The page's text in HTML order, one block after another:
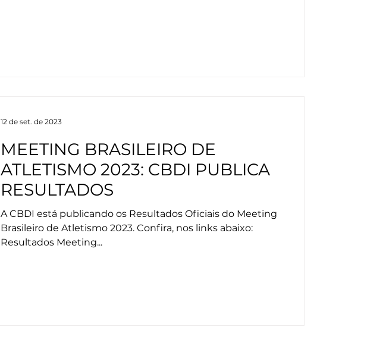
MEETING BRASILEIRO DE
ATLETISMO 2023: CBDI PUBLICA
RESULTADOS
A CBDI está publicando os Resultados Oficiais do Meeting
Brasileiro de Atletismo 2023. Confira, nos links abaixo:
Resultados Meeting...
12 de set. de 2023